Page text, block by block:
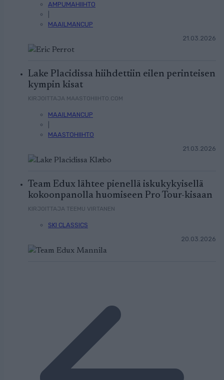
AMPUMAHIIHTO
MAAILMANCUP
21.03.2026
Lake Placidissa hiihdettiin eilen perinteisen
kympin kisat
KIRJOITTAJA MAASTOHIIHTO.COM
MAAILMANCUP
MAASTOHIIHTO
21.03.2026
Team Edux lähtee pienellä iskukykyisellä
kokoonpanolla huomiseen Pro Tour-kisaan
KIRJOITTAJA TEEMU VIRTANEN
SKI CLASSICS
20.03.2026